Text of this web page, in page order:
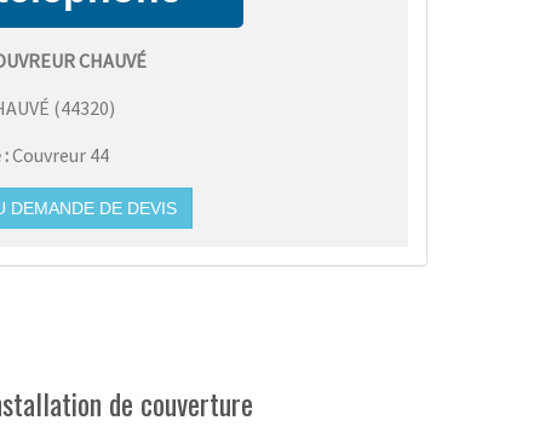
CHAUVÉ
(44320)
:Couvreur 44
DEMANDE DE DEVIS
de couverture